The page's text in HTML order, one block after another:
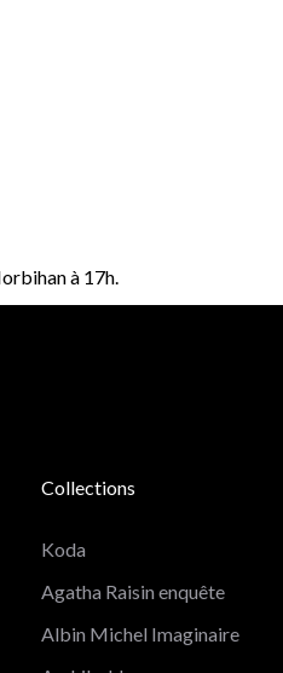
à 17h.
Collections
Koda
Agatha Raisin enquête
Albin Michel Imaginaire